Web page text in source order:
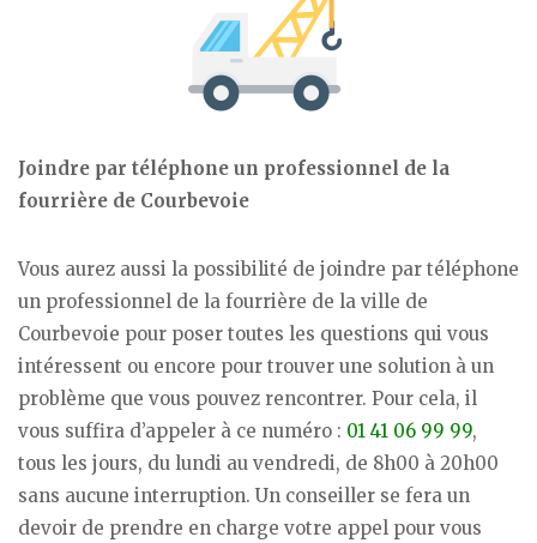
Joindre par téléphone un professionnel de la
fourrière de Courbevoie
Vous aurez aussi la possibilité de joindre par téléphone
un professionnel de la fourrière de la ville de
Courbevoie pour poser toutes les questions qui vous
intéressent ou encore pour trouver une solution à un
problème que vous pouvez rencontrer. Pour cela, il
vous suffira d’appeler à ce numéro : 01 41 06 99 99,
tous les jours, du lundi au vendredi, de 8h00 à 20h00
sans aucune interruption. Un conseiller se fera un
devoir de prendre en charge votre appel pour vous